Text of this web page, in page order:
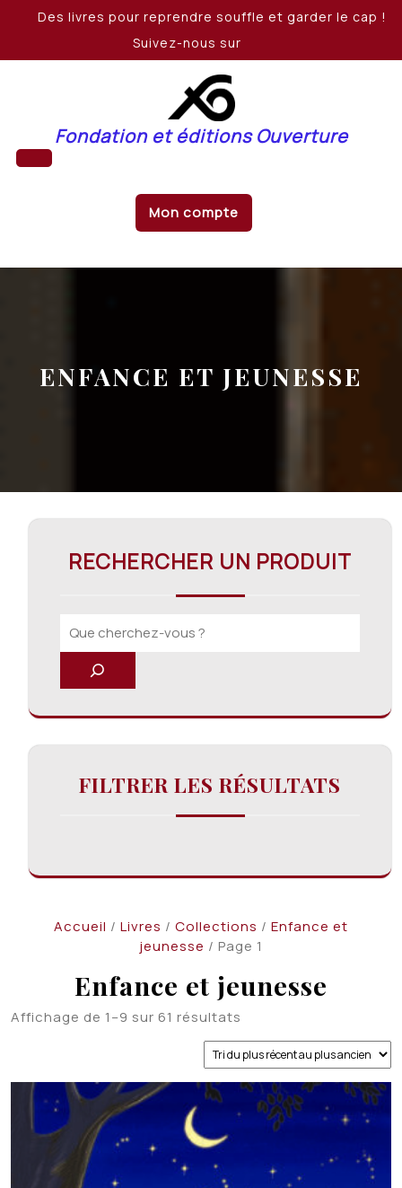
Des livres pour reprendre souffle et garder le cap !
Suivez-nous sur
Fondation et éditions Ouverture
Mon compte
ENFANCE ET JEUNESSE
Accueil / Livres / Collections / Enfance et
jeunesse / Page 1
Enfance et jeunesse
Affichage de 1–9 sur 61 résultats
plus
au
plus
ancien
RECHERCHER UN PRODUIT
FILTRER LES RÉSULTATS